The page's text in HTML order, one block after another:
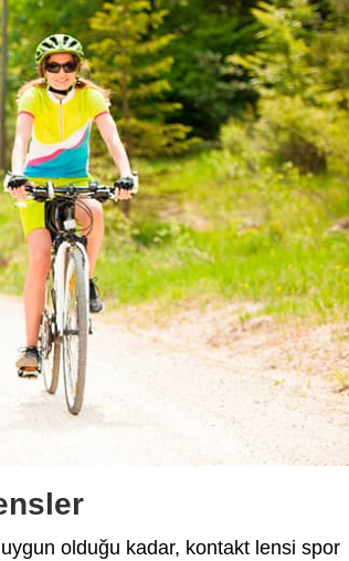
olduğu kadar, kontakt lensi spor